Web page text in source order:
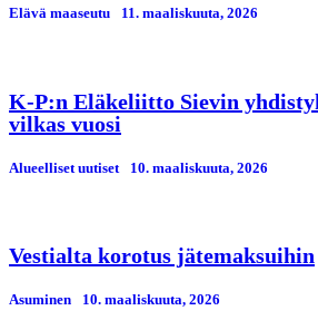
Elävä maaseutu 11. maaliskuuta, 2026
K-P:n Eläkeliitto Sievin
vilkas vuosi
Alueelliset uutiset 10. maaliskuuta, 2026
Vestialta korotus jätemaksuihin
Asuminen 10. maaliskuuta, 2026